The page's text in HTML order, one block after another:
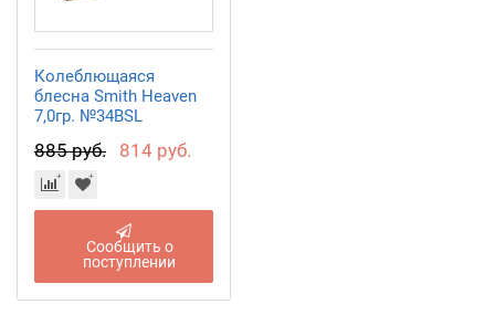
Колеблющаяся
блесна Smith Heaven
7,0гр. №34BSL
885 руб. 814 руб.
Сообщить о
поступлении